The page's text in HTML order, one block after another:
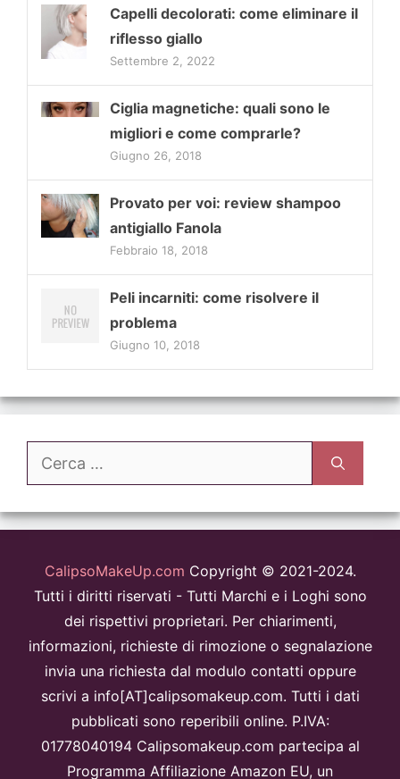
Capelli decolorati: come eliminare il
riflesso giallo
Settembre 2, 2022
Ciglia magnetiche: quali sono le
migliori e come comprarle?
Giugno 26, 2018
Provato per voi: review shampoo
antigiallo Fanola
Febbraio 18, 2018
Peli incarniti: come risolvere il
problema
Giugno 10, 2018
Ricerca
CalipsoMakeUp.com Copyright © 2021-2024.
Tutti i diritti riservati - Tutti Marchi e i Loghi sono
dei rispettivi proprietari. Per chiarimenti,
informazioni, richieste di rimozione o segnalazione
invia una richiesta dal modulo contatti oppure
scrivi a info[AT]calipsomakeup.com. Tutti i dati
pubblicati sono reperibili online. P.IVA:
01778040194 Calipsomakeup.com partecipa al
Programma Affiliazione Amazon EU, un